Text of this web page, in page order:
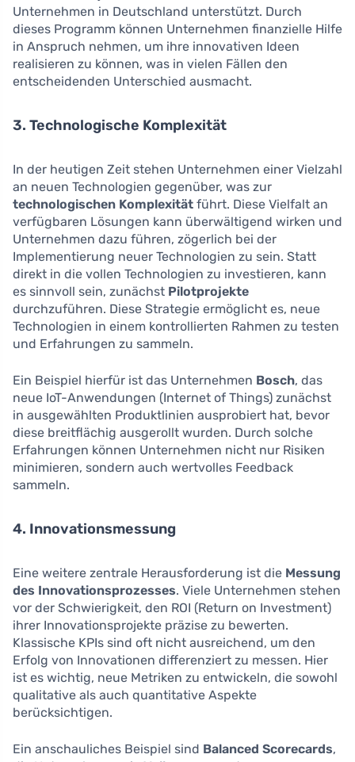
Unternehmen in Deutschland unterstützt. Durch
dieses Programm können Unternehmen finanzielle Hilfe
in Anspruch nehmen, um ihre innovativen Ideen
realisieren zu können, was in vielen Fällen den
entscheidenden Unterschied ausmacht.
3. Technologische Komplexität
In der heutigen Zeit stehen Unternehmen einer Vielzahl
an neuen Technologien gegenüber, was zur
technologischen Komplexität führt. Diese Vielfalt an
verfügbaren Lösungen kann überwältigend wirken und
Unternehmen dazu führen, zögerlich bei der
Implementierung neuer Technologien zu sein. Statt
direkt in die vollen Technologien zu investieren, kann
es sinnvoll sein, zunächst Pilotprojekte
durchzuführen. Diese Strategie ermöglicht es, neue
Technologien in einem kontrollierten Rahmen zu testen
und Erfahrungen zu sammeln.
Ein Beispiel hierfür ist das Unternehmen Bosch, das
neue IoT-Anwendungen (Internet of Things) zunächst
in ausgewählten Produktlinien ausprobiert hat, bevor
diese breitflächig ausgerollt wurden. Durch solche
Erfahrungen können Unternehmen nicht nur Risiken
minimieren, sondern auch wertvolles Feedback
sammeln.
4. Innovationsmessung
Eine weitere zentrale Herausforderung ist die Messung
des Innovationsprozesses. Viele Unternehmen stehen
vor der Schwierigkeit, den ROI (Return on Investment)
ihrer Innovationsprojekte präzise zu bewerten.
Klassische KPIs sind oft nicht ausreichend, um den
Erfolg von Innovationen differenziert zu messen. Hier
ist es wichtig, neue Metriken zu entwickeln, die sowohl
qualitative als auch quantitative Aspekte
berücksichtigen.
Ein anschauliches Beispiel sind Balanced Scorecards,